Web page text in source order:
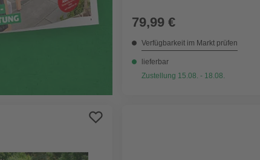
79,99 €
Verfügbarkeit im Markt prüfen
lieferbar
Zustellung 15.08. - 18.08.